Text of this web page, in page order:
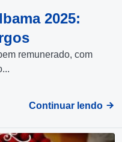
2025:
remunerado, com
Continuar lendo